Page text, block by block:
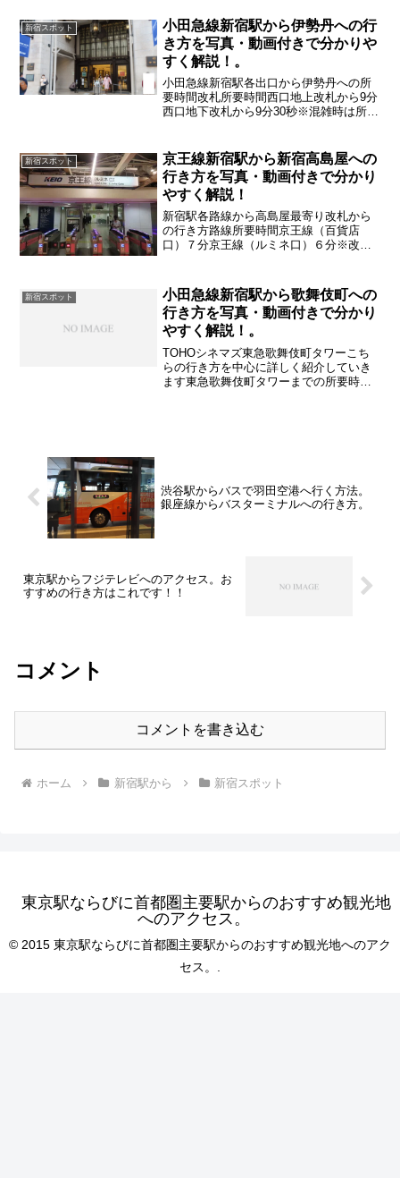
新宿スポット
小田急線新宿駅から伊勢丹への行
き方を写真・動画付きで分かりや
すく解説！。
小田急線新宿駅各出口から伊勢丹への所
要時間改札所要時間西口地上改札から9分
西口地下改札から9分30秒※混雑時は所要
新宿スポット
京王線新宿駅から新宿高島屋への
行き方を写真・動画付きで分かり
やすく解説！
新宿駅各路線から高島屋最寄り改札から
の行き方路線所要時間京王線（百貨店
口）７分京王線（ルミネ口）６分※改札
新宿スポット
小田急線新宿駅から歌舞伎町への
行き方を写真・動画付きで分かり
やすく解説！。
TOHOシネマズ東急歌舞伎町タワーこち
らの行き方を中心に詳しく紹介していき
ます東急歌舞伎町タワーまでの所要時間
渋谷駅からバスで羽田空港へ行く方法。
銀座線からバスターミナルへの行き方。
東京駅からフジテレビへのアクセス。お
すすめの行き方はこれです！！
コメント
コメントを書き込む
ホーム 新宿駅から 新宿スポット
東京駅ならびに首都圏主要駅からのおすすめ観光地
へのアクセス。
© 2015 東京駅ならびに首都圏主要駅からのおすすめ観光地へのアク
セス。.